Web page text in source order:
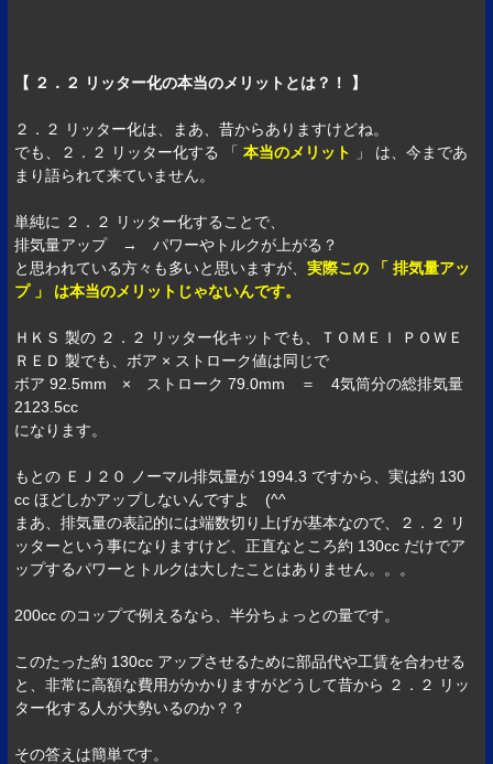
【 ２．２ リッター化の本当のメリットとは？！ 】
２．２ リッター化は、まあ、昔からありますけどね。
でも、２．２ リッター化する 「本当のメリット
」 は、今まであ
まり語られて来ていません。
単純に ２．２ リッター化することで、
排気量アップ → パワーやトルクが上がる？
と思われている方々も多いと思いますが、実際この 「 排気量アッ
プ 」 は本当のメリットじゃないんです。
ＨＫＳ 製の ２．２ リッター化キットでも、ＴＯＭＥＩ ＰＯＷＥ
ＲＥＤ 製でも、ボア × ストローク値は同じで
ボア 92.5mm × ストローク 79.0mm ＝ 4気筒分の総排気量
2123.5cc
になります。
もとの ＥＪ２０ ノーマル排気量が 1994.3 ですから、実は約 130
cc ほどしかアップしないんですよ (^^ゞ
まあ、排気量の表記的には端数切り上げが基本なので、２．２ リ
ッターという事になりますけど、正直なところ約 130cc だけでア
ップするパワーとトルクは大したことはありません。。。
200cc のコップで例えるなら、半分ちょっとの量です。
このたった約 130cc アップさせるために部品代や工賃を合わせる
と、非常に高額な費用がかかりますがどうして昔から ２．２ リッ
ター化する人が大勢いるのか？？
その答えは簡単です。